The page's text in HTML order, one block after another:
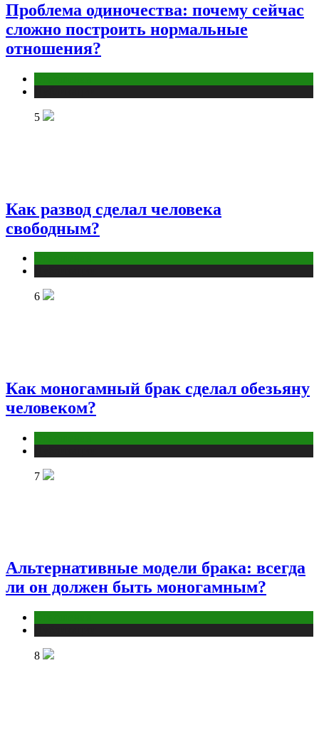
Проблема одиночества: почему сейчас
сложно построить нормальные
отношения?
5
Как развод сделал человека
свободным?
6
Как моногамный брак сделал обезьяну
человеком?
7
Альтернативные модели брака: всегда
ли он должен быть моногамным?
8